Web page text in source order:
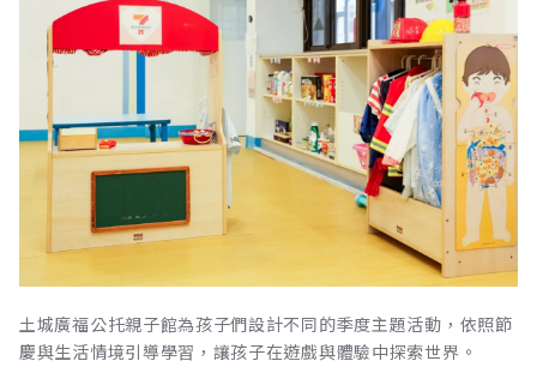
土城廣福公托親子館為孩子們設計不同的季度主題活動，依照節
慶與生活情境引導學習，讓孩子在遊戲與體驗中探索世界。